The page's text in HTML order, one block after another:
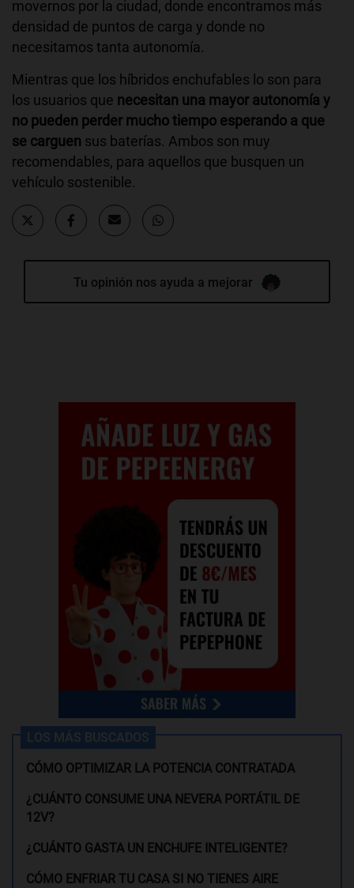
movernos por la ciudad, donde encontramos más
densidad de puntos de carga y donde no
necesitamos tanta autonomía.
Mientras que los híbridos enchufables lo son para
los usuarios que necesitan una mayor autonomía y
no pueden perder mucho tiempo esperando a que
se carguen sus baterías. Ambos son muy
recomendables, para aquellos que busquen un
vehículo sostenible.
Tu opinión nos ayuda a mejorar
LOS MÁS BUSCADOS
CÓMO OPTIMIZAR LA POTENCIA CONTRATADA
¿CUÁNTO CONSUME UNA NEVERA PORTÁTIL DE
12V?
¿CUÁNTO GASTA UN ENCHUFE INTELIGENTE?
CÓMO ENFRIAR TU CASA SI NO TIENES AIRE